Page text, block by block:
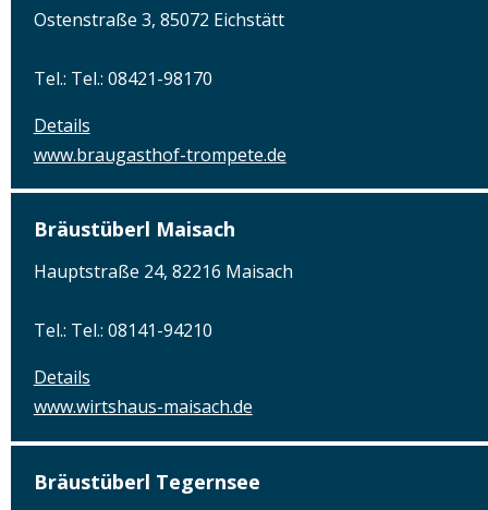
Ostenstraße 3, 85072 Eichstätt
Tel.: Tel.: 08421-98170
Details
www.braugasthof-trompete.de
Bräustüberl Maisach
Hauptstraße 24, 82216 Maisach
Tel.: Tel.: 08141-94210
Details
www.wirtshaus-maisach.de
Bräustüberl Tegernsee